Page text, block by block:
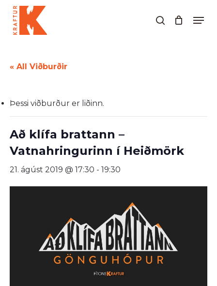
Skip
main
search
« All Viðburðir
Þessi viðburður er liðinn.
Að klífa brattann –
Vatnahringurinn í Heiðmörk
21. ágúst 2019 @ 17:30 - 19:30